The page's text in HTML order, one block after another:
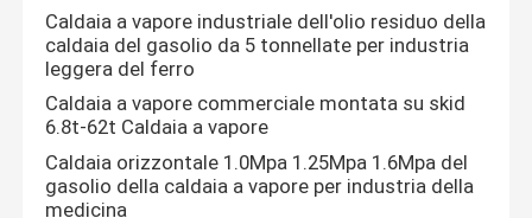
Caldaia a vapore industriale dell'olio residuo della
caldaia del gasolio da 5 tonnellate per industria
leggera del ferro
Caldaia a vapore commerciale montata su skid
6.8t-62t Caldaia a vapore
Caldaia orizzontale 1.0Mpa 1.25Mpa 1.6Mpa del
gasolio della caldaia a vapore per industria della
medicina